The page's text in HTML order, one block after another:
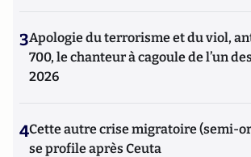
3Apologie du terrorisme et du viol,
700, le chanteur à cagoule de l’un
2026
4Cette autre crise migratoire (semi-
se profile après Ceuta